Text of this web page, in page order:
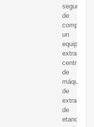
seguridad
de
comprar
un
equipo
extractor
centrífugo
de
máquina
de
extracción
de
etanol